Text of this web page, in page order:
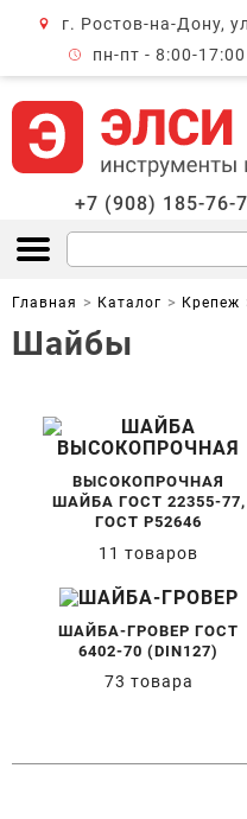
г. Ростов-на-Дону,
пн-пт - 8:00-17:00
+7 (908) 185-76-
Открыть меню
Главная Каталог Крепеж
Шайбы
ВЫСОКОПРОЧНАЯ
ШАЙБА ГОСТ 22355-77,
ГОСТ Р52646
11 товаров
ШАЙБА-ГРОВЕР ГОСТ
6402-70 (DIN127)
73 товара